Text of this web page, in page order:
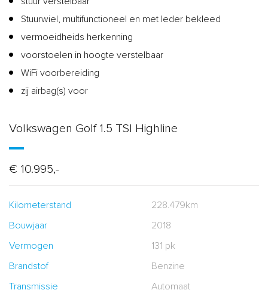
Stuurwiel, multifunctioneel en met leder bekleed
vermoeidheids herkenning
voorstoelen in hoogte verstelbaar
WiFi voorbereiding
zij airbag(s) voor
Volkswagen Golf 1.5 TSI Highline
€ 10.995,-
Kilometerstand
228.479km
Bouwjaar
2018
Vermogen
131 pk
Brandstof
Benzine
Transmissie
Automaat